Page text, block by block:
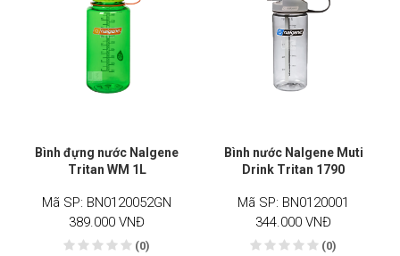
Bình đựng nước Nalgene
Tritan WM 1L
Mã SP: BN0120052GN
389.000 VNĐ
(0)
Bình nước Nalgene Muti
Drink Tritan 1790
Mã SP: BN0120001
344.000 VNĐ
(0)